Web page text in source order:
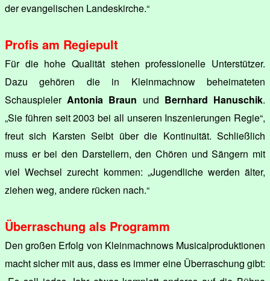
der evangelischen Landeskirche.“
Profis am Regiepult
Für die hohe Qualität stehen professionelle Unterstützer.
Dazu gehören die in Kleinmachnow beheimateten
SchauspielerAntonia Braun und Bernhard Hanuschik.
„Sie führen seit 2003 bei all unseren Inszenierungen Regie“,
freut sich Karsten Seibt über die Kontinuität. Schließlich
muss er bei den Darstellern, den Chören und Sängern mit
viel Wechsel zurecht kommen: „Jugendliche werden älter,
ziehen weg, andere rücken nach.“
Überraschung als Programm
Den großen Erfolg von Kleinmachnows Musicalproduktionen
macht sicher mit aus, dass es immer eine Überraschung gibt: